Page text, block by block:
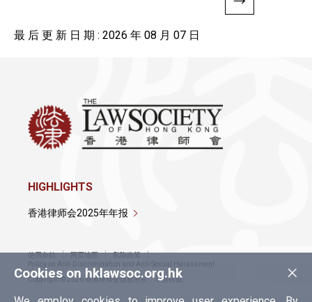
最 后 更 新 日 期 : 2026 年 08 月 07 日
×
Cookies on hklawsoc.org.hk
HIGHLIGHTS
香港律师会2025年年报
使用条款 网页地图
私隐政策
Policy on Anti-Discrimination and Anti-Sexual Harassment
Copyright © 2026 香港律师会版权所有，不得转载